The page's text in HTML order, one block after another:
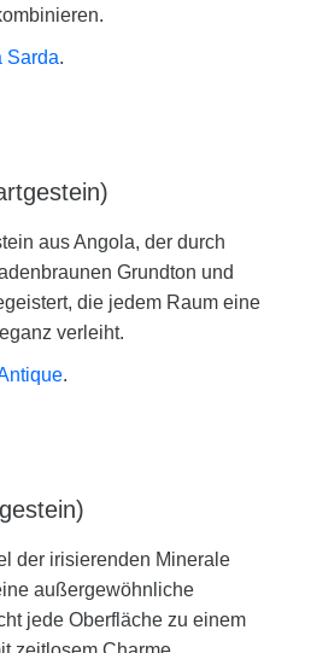
Sarda.
aus Angola, der durch
Grundton und
die jedem Raum eine
verleiht.
.
der irisierenden Minerale
außergewöhnliche
jede Oberfläche zu einem